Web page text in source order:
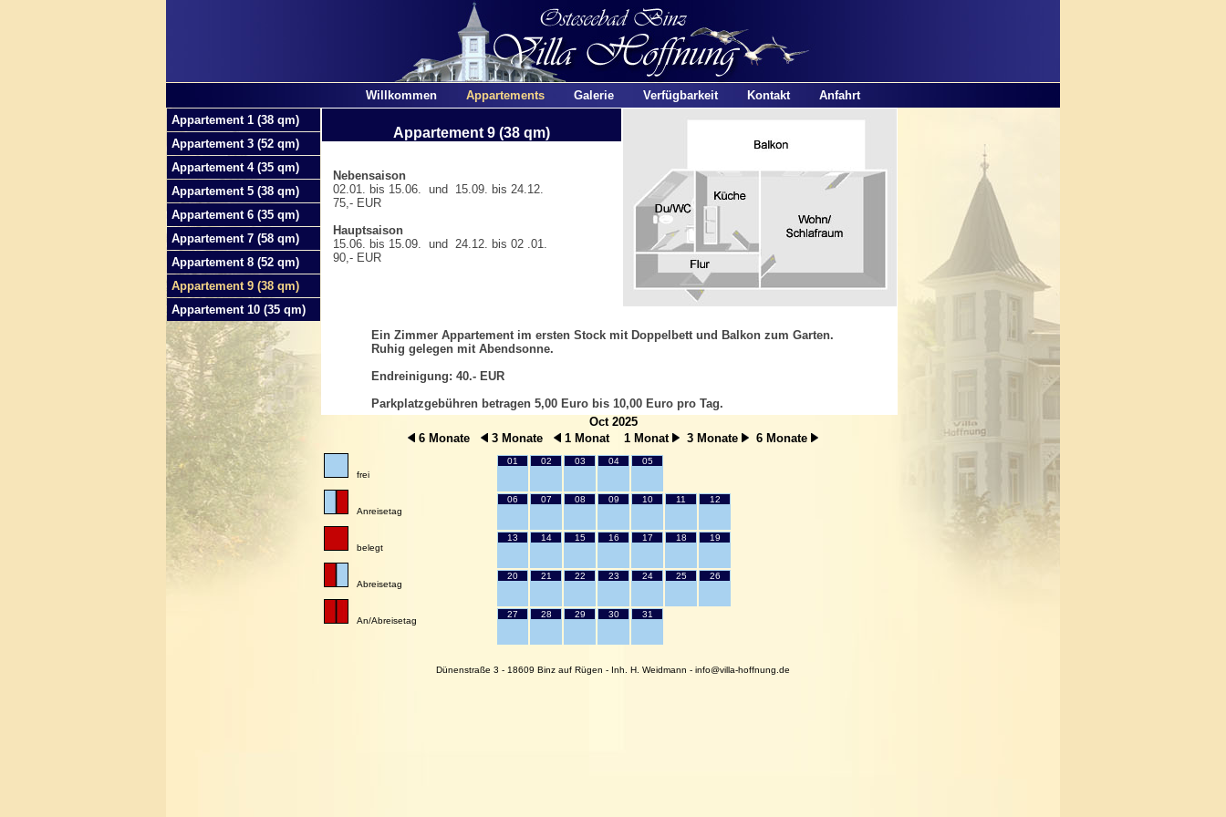
Willkommen Appartements Galerie Verfügbarkeit Kontakt
Anfahrt
Appartement 1 (38 qm)
Appartement 3 (52 qm)
Appartement 4 (35 qm)
Appartement 5 (38 qm)
Appartement 6 (35 qm)
Appartement 7 (58 qm)
Appartement 8 (52 qm)
Appartement 9 (38 qm)
Appartement 10 (35 qm)
Appartement 9 (38 qm)
Nebensaison
02.01. bis 15.06. und 15.09. bis 24.12.
75,- EUR
Hauptsaison
15.06. bis 15.09. und 24.12. bis 02 .01.
90,- EUR
Ein Zimmer Appartement im ersten Stock mit Doppelbett und Balkon zum Garten.
Ruhig gelegen mit Abendsonne.
Endreinigung: 40.- EUR
Parkplatzgebühren betragen 5,00 Euro bis 10,00 Euro pro Tag.
Oct 2025
6 Monate
3 Monate 1 Monat 1 Monat 3 Monate 6 Monate
frei
Anreisetag
belegt
Abreisetag
An/Abreisetag
01 02 03 04 05
06 07 08 09 10 11 12
13 14 15 16 17 18 19
20 21 22 23 24 25 26
27 28 29 30 31
Dünenstraße 3 - 18609 Binz auf Rügen - Inh. H. Weidmann - info@villa-hoffnung.de